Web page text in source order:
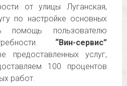
от улицы Луганская,
по настройке основных
помощь пользователю
“Вин-сервис”
предоставленных услуг,
100 процентов
работ.